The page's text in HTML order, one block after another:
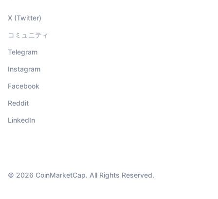
X (Twitter)
コミュニティ
Telegram
Instagram
Facebook
Reddit
LinkedIn
© 2026 CoinMarketCap. All Rights Reserved.